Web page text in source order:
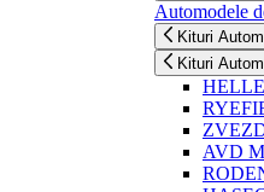
Automodele
Kituri
Kituri
AVD